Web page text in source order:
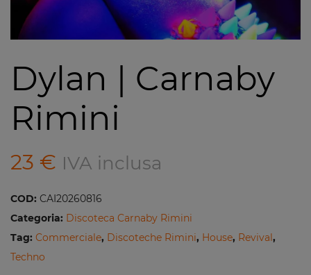
Dylan | Carnaby
Rimini
23 € IVA inclusa
COD: CAI20260816
Categoria: Discoteca Carnaby Rimini
Tag: Commerciale, Discoteche Rimini, House, Revival,
Techno